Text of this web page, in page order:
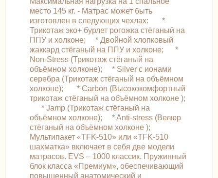
место 145 кг. - Матрас может быть
изготовлен в следующих чехлах: *
Трикотаж эко+ бурлет рогожка стёганый на
ППУ и холконе; * Двойной хлопковый
жаккард стёганый на ППУ и холконе; *
Non-Stress (Трикотаж стёганый на
объёмном холконе); * Silver с ионами
серебра (Трикотаж стёганый на объёмном
холконе); * Carbon (Высококомфортный
трикотаж стёганый на объёмном холконе );
* Jamp (Трикотаж стёганый на
объёмном холконе); * Anti-stress (Велюр
стёганый на объёмном холконе );
Мультипакет «TFK-510» или «TFK-510
шахматка» включает в себя две модели
матрасов. EVS – 1000 классик. Пружинный
блок класса «Премиум», обеспечивающий
повышенный анатомический и